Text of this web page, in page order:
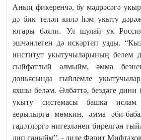
Аның фикеренчә, бу мәдрәсәгә
дә бик теләп килә һәм укыту
югары бәяли. Ул шулай ук
эшчәнлеген дә искәртеп узды.
институт укытучыларының белем
сыйфатлый алмыйм, әмма
дөньясында гыйлемле
яхшы беләм. Әлбәттә, бездәге дини
укыту системасы башка ислам
аерылырга мөмкин, әмма әби-
гадәтләргә нигезләнеп бирелгән
дип саныйм”, - диде Фәрит